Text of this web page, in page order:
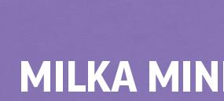
MILKA